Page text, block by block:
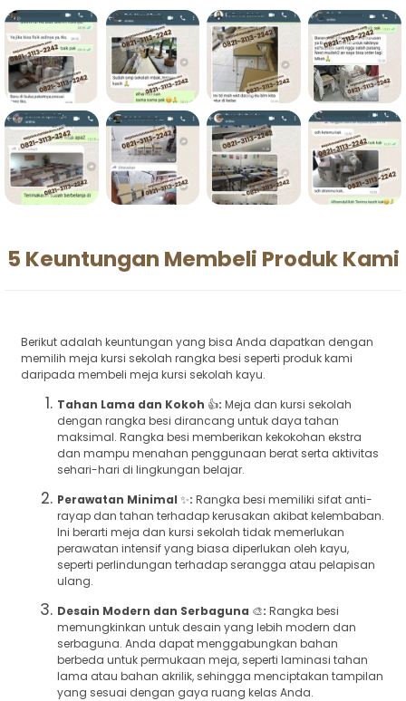
5 Keuntungan Membeli Produk Kami
Berikut adalah keuntungan yang bisa Anda dapatkan dengan
memilih meja kursi sekolah rangka besi seperti produk kami
daripada membeli meja kursi sekolah kayu.
Tahan Lama dan Kokoh 👍: Meja dan kursi sekolah
dengan rangka besi dirancang untuk daya tahan
maksimal. Rangka besi memberikan kekokohan ekstra
dan mampu menahan penggunaan berat serta aktivitas
sehari-hari di lingkungan belajar.
Perawatan Minimal ✨: Rangka besi memiliki sifat anti-
rayap dan tahan terhadap kerusakan akibat kelembaban.
Ini berarti meja dan kursi sekolah tidak memerlukan
perawatan intensif yang biasa diperlukan oleh kayu,
seperti perlindungan terhadap serangga atau pelapisan
ulang.
Desain Modern dan Serbaguna 🎨: Rangka besi
memungkinkan untuk desain yang lebih modern dan
serbaguna. Anda dapat menggabungkan bahan
berbeda untuk permukaan meja, seperti laminasi tahan
lama atau bahan akrilik, sehingga menciptakan tampilan
yang sesuai dengan gaya ruang kelas Anda.